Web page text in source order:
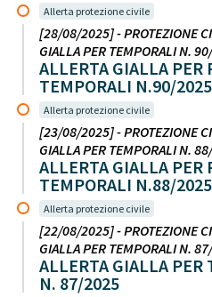
Allerta protezione civile
[28/08/2025] - PROTEZIONE
GIALLA PER TEMPORALI N.
ALLERTA GIALLA PER
TEMPORALI N.90/2025
Allerta protezione civile
[23/08/2025] - PROTEZIONE
GIALLA PER TEMPORALI N.
ALLERTA GIALLA PER
TEMPORALI N.88/2025
Allerta protezione civile
[22/08/2025] - PROTEZIONE
GIALLA PER TEMPORALI N.
ALLERTA GIALLA PER
N. 87/2025